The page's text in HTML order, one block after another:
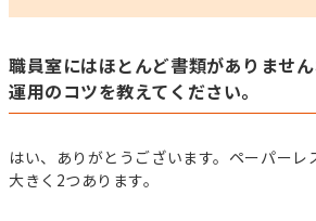
職員室にはほとんど書類がありませ
運用のコツを教えてください。
はい、ありがとうございます。ペーパー
大きく2つあります。